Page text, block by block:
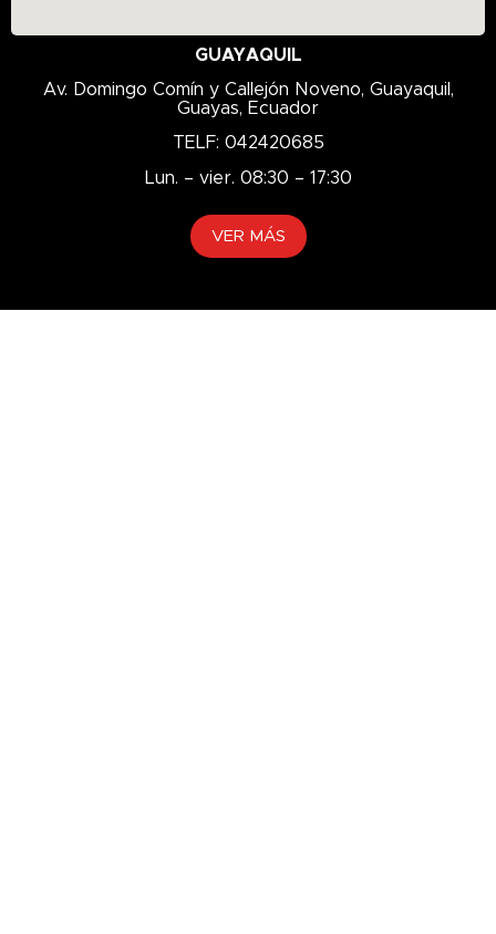
GUAYAQUIL
Av. Domingo Comín y Callejón Noveno, Guayaquil,
Guayas, Ecuador
TELF: 042420685
Lun. – vier. 08:30 – 17:30
VER MÁS